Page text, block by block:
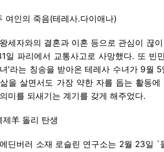
인의 죽음(테레사.다이애나)
세자와의 결혼과 이혼 등으로 관심이 끊
일 파리에서 교통사고로 사망했다. 또 빈
'라는 칭송을 받아온 테레사 수녀가 9월
을 살면서도 가장 약한 자를 돕는 활동
미를 되새기는 계기를 갖게 해주었다.
羊 돌리 탄생
딘버러 소재 로슬린 연구소는 2월 23일 `